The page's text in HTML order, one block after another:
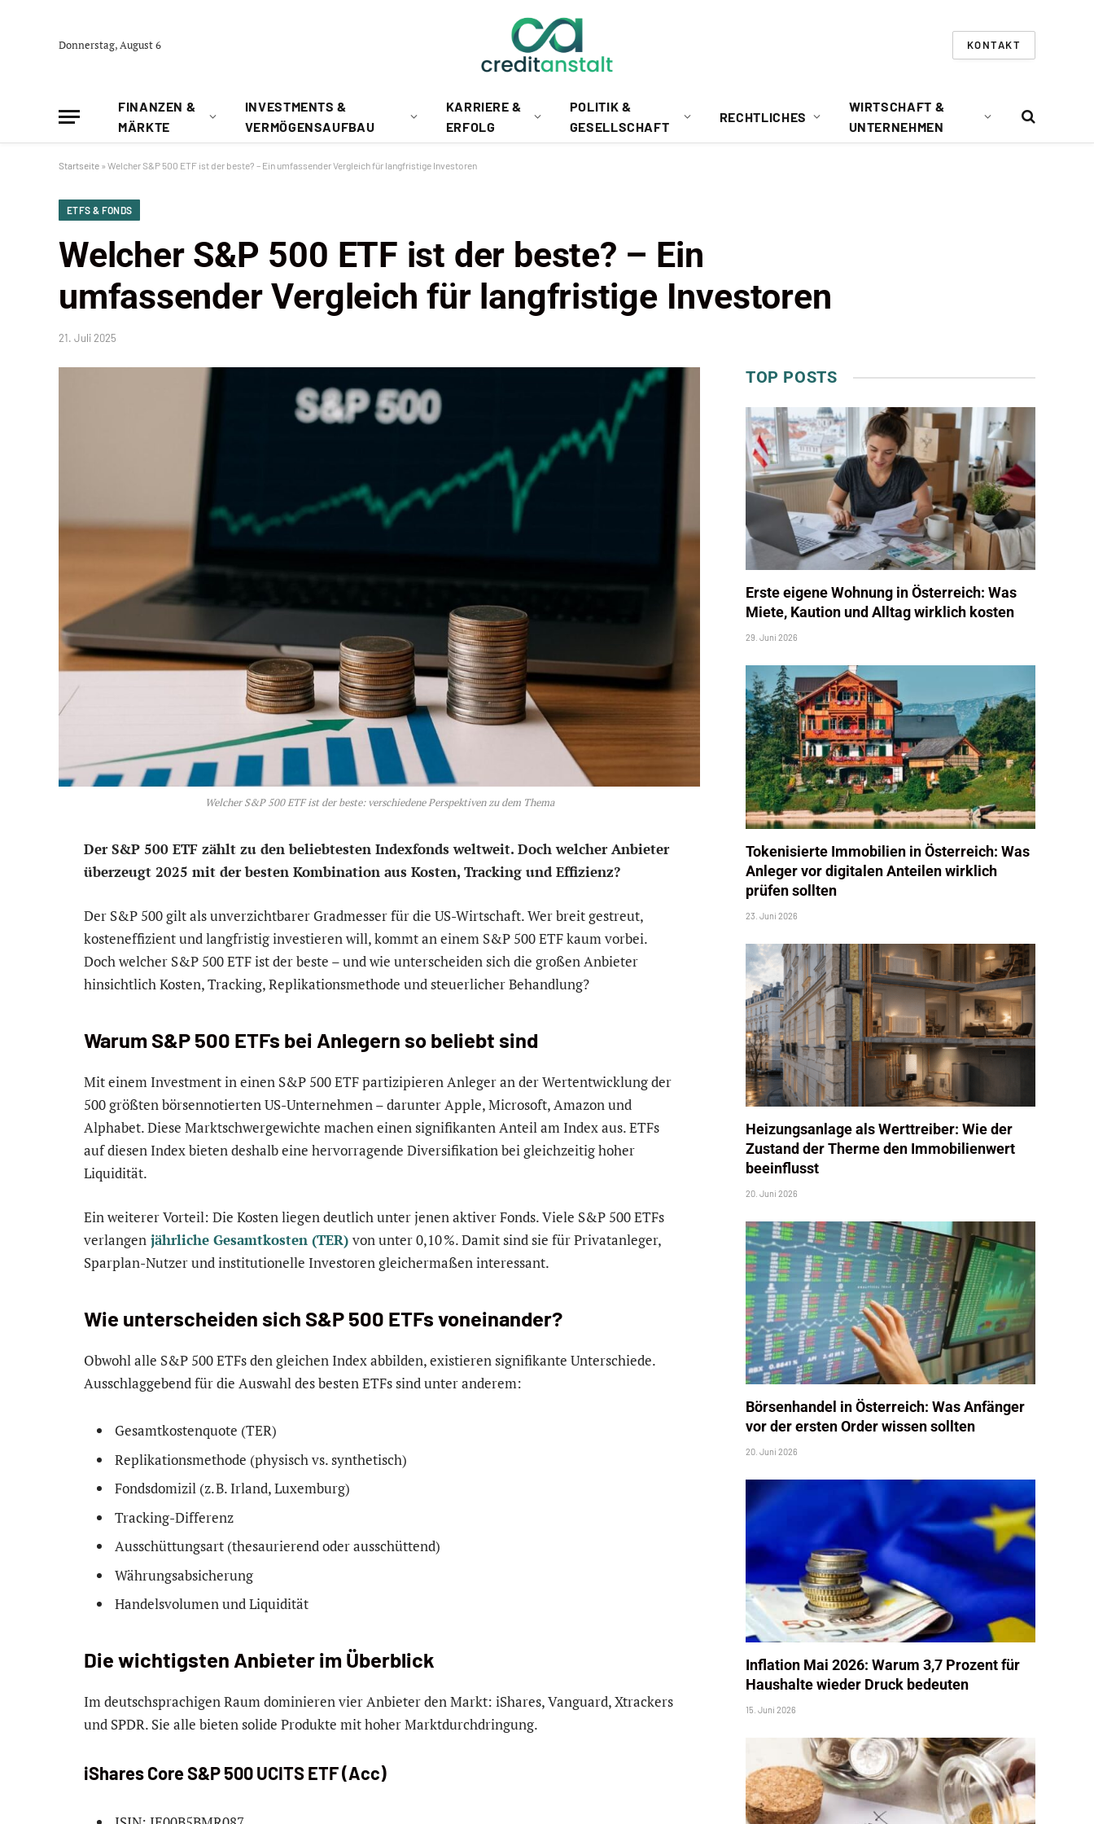
Donnerstag, August 6 KONTAKT
FINANZEN &
MÄRKTE
INVESTMENTS &
VERMÖGENSAUFBAU
KARRIERE &
ERFOLG
POLITIK &
GESELLSCHAFT
RECHTLICHES
WIRTSCHAFT &
UNTERNEHMEN
Startseite » Welcher S&P 500 ETF ist der beste? – Ein umfassender Vergleich für langfristige Investoren
ETFS & FONDS
Welcher S&P 500 ETF ist der beste? – Ein
umfassender Vergleich für langfristige Investoren
21. Juli 2025
Welcher S&P 500 ETF ist der beste: verschiedene Perspektiven zu dem Thema
Der S&P 500 ETF zählt zu den beliebtesten Indexfonds weltweit. Doch welcher Anbieter
überzeugt 2025 mit der besten Kombination aus Kosten, Tracking und Effizienz?
Der S&P 500 gilt als unverzichtbarer Gradmesser für die US-Wirtschaft. Wer breit gestreut,
kosteneffizient und langfristig investieren will, kommt an einem S&P 500 ETF kaum vorbei.
Doch welcher S&P 500 ETF ist der beste – und wie unterscheiden sich die großen Anbieter
hinsichtlich Kosten, Tracking, Replikationsmethode und steuerlicher Behandlung?
Warum S&P 500 ETFs bei Anlegern so beliebt sind
Mit einem Investment in einen S&P 500 ETF partizipieren Anleger an der Wertentwicklung der
500 größten börsennotierten US-Unternehmen – darunter Apple, Microsoft, Amazon und
Alphabet. Diese Marktschwergewichte machen einen signifikanten Anteil am Index aus. ETFs
auf diesen Index bieten deshalb eine hervorragende Diversifikation bei gleichzeitig hoher
Liquidität.
Ein weiterer Vorteil: Die Kosten liegen deutlich unter jenen aktiver Fonds. Viele S&P 500 ETFs
verlangen jährliche Gesamtkosten (TER) von unter 0,10 %. Damit sind sie für Privatanleger,
Sparplan-Nutzer und institutionelle Investoren gleichermaßen interessant.
Wie unterscheiden sich S&P 500 ETFs voneinander?
Obwohl alle S&P 500 ETFs den gleichen Index abbilden, existieren signifikante Unterschiede.
Ausschlaggebend für die Auswahl des besten ETFs sind unter anderem:
Gesamtkostenquote (TER)
Replikationsmethode (physisch vs. synthetisch)
Fondsdomizil (z. B. Irland, Luxemburg)
Tracking-Differenz
Ausschüttungsart (thesaurierend oder ausschüttend)
Währungsabsicherung
Handelsvolumen und Liquidität
Die wichtigsten Anbieter im Überblick
Im deutschsprachigen Raum dominieren vier Anbieter den Markt: iShares, Vanguard, Xtrackers
und SPDR. Sie alle bieten solide Produkte mit hoher Marktdurchdringung.
iShares Core S&P 500 UCITS ETF (Acc)
TOP POSTS
Erste eigene Wohnung in Österreich: Was
Miete, Kaution und Alltag wirklich kosten
29. Juni 2026
Tokenisierte Immobilien in Österreich: Was
Anleger vor digitalen Anteilen wirklich
prüfen sollten
23. Juni 2026
Heizungsanlage als Werttreiber: Wie der
Zustand der Therme den Immobilienwert
beeinflusst
20. Juni 2026
Börsenhandel in Österreich: Was Anfänger
vor der ersten Order wissen sollten
20. Juni 2026
Inflation Mai 2026: Warum 3,7 Prozent für
Haushalte wieder Druck bedeuten
15. Juni 2026